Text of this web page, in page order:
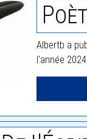
Albertb a
l'année